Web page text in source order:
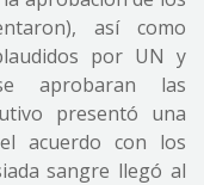
así como
por UN y
aprobaran las
presentó una
acuerdo con los
sangre llegó al